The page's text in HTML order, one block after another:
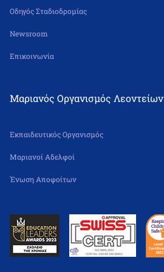
Οδηγός Σταδιοδρομίας
Newsroom
Επικοινωνία
Μαριανός Οργανισμός Λεοντείων
Εκπαιδευτικός Οργανισμός
Μαριανοί Αδελφοί
Ένωση Αποφοίτων